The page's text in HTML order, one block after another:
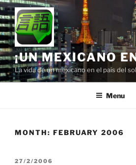
Skip
to
content
¡UN MEXICANO
La vida de un mexicano en el país del
Menu
MONTH: FEBRUARY 2006
POSTED
27/2/2006